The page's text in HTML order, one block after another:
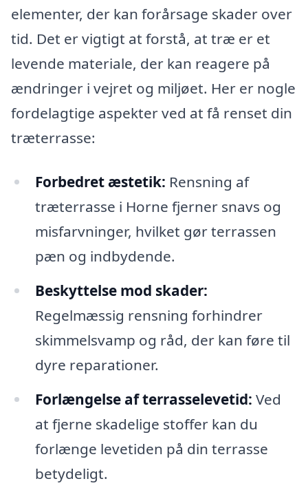
elementer, der kan forårsage skader over
tid. Det er vigtigt at forstå, at træ er et
levende materiale, der kan reagere på
ændringer i vejret og miljøet. Her er nogle
fordelagtige aspekter ved at få renset din
træterrasse:
Forbedret æstetik: Rensning af
træterrasse i Horne fjerner snavs og
misfarvninger, hvilket gør terrassen
pæn og indbydende.
Beskyttelse mod skader:
Regelmæssig rensning forhindrer
skimmelsvamp og råd, der kan føre til
dyre reparationer.
Forlængelse af terrasselevetid: Ved
at fjerne skadelige stoffer kan du
forlænge levetiden på din terrasse
betydeligt.